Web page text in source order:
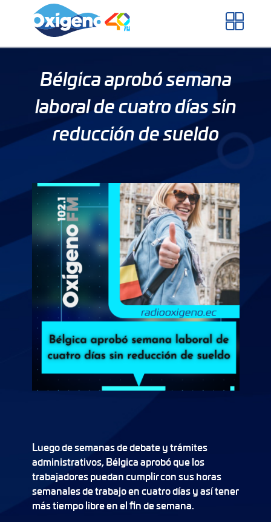
Bélgica aprobó semana
laboral de cuatro días sin
reducción de sueldo
Luego de semanas de debate y trámites
administrativos, Bélgica aprobó que los
trabajadores puedan cumplir con sus horas
semanales de trabajo en cuatro días y así tener
más tiempo libre en el fin de semana.